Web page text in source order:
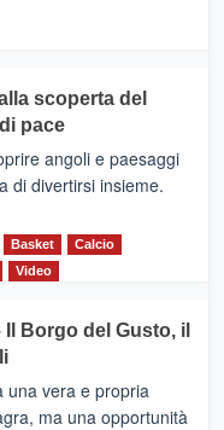
scoperta del
pace
angoli e paesaggi
di divertirsi insieme.
Basket
Calcio
Video
Il Borgo del Gusto, il
una vera e propria
ma una opportunità